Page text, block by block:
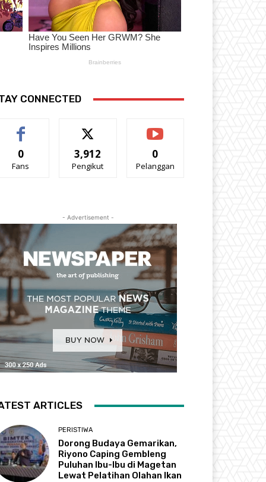
CONNECTED
0
Fans
3,912
Pengikut
0
Pelanggan
- Advertisement -
ARTICLES
PERISTIWA
Dorong Budaya Gemarikan,
Riyono Caping Gembleng
Puluhan Ibu-Ibu di Magetan
Lewat Pelatihan Olahan Ikan